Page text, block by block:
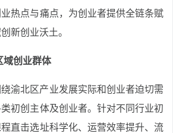
热点与痛点，为创业者提供全链条赋
新创业沃土。
域创业群体
渝北区产业发展实际和创业者迫切需
初创主体及创业者。针对不同行业初
直击选址科学化、运营效率提升、流